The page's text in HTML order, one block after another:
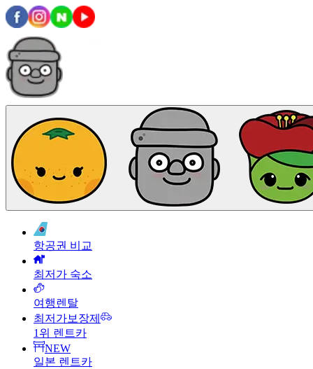
항공권 비교
최저가 숙소
여행렌탈
최저가보장제
1위 렌트카
NEW
일본 렌트카